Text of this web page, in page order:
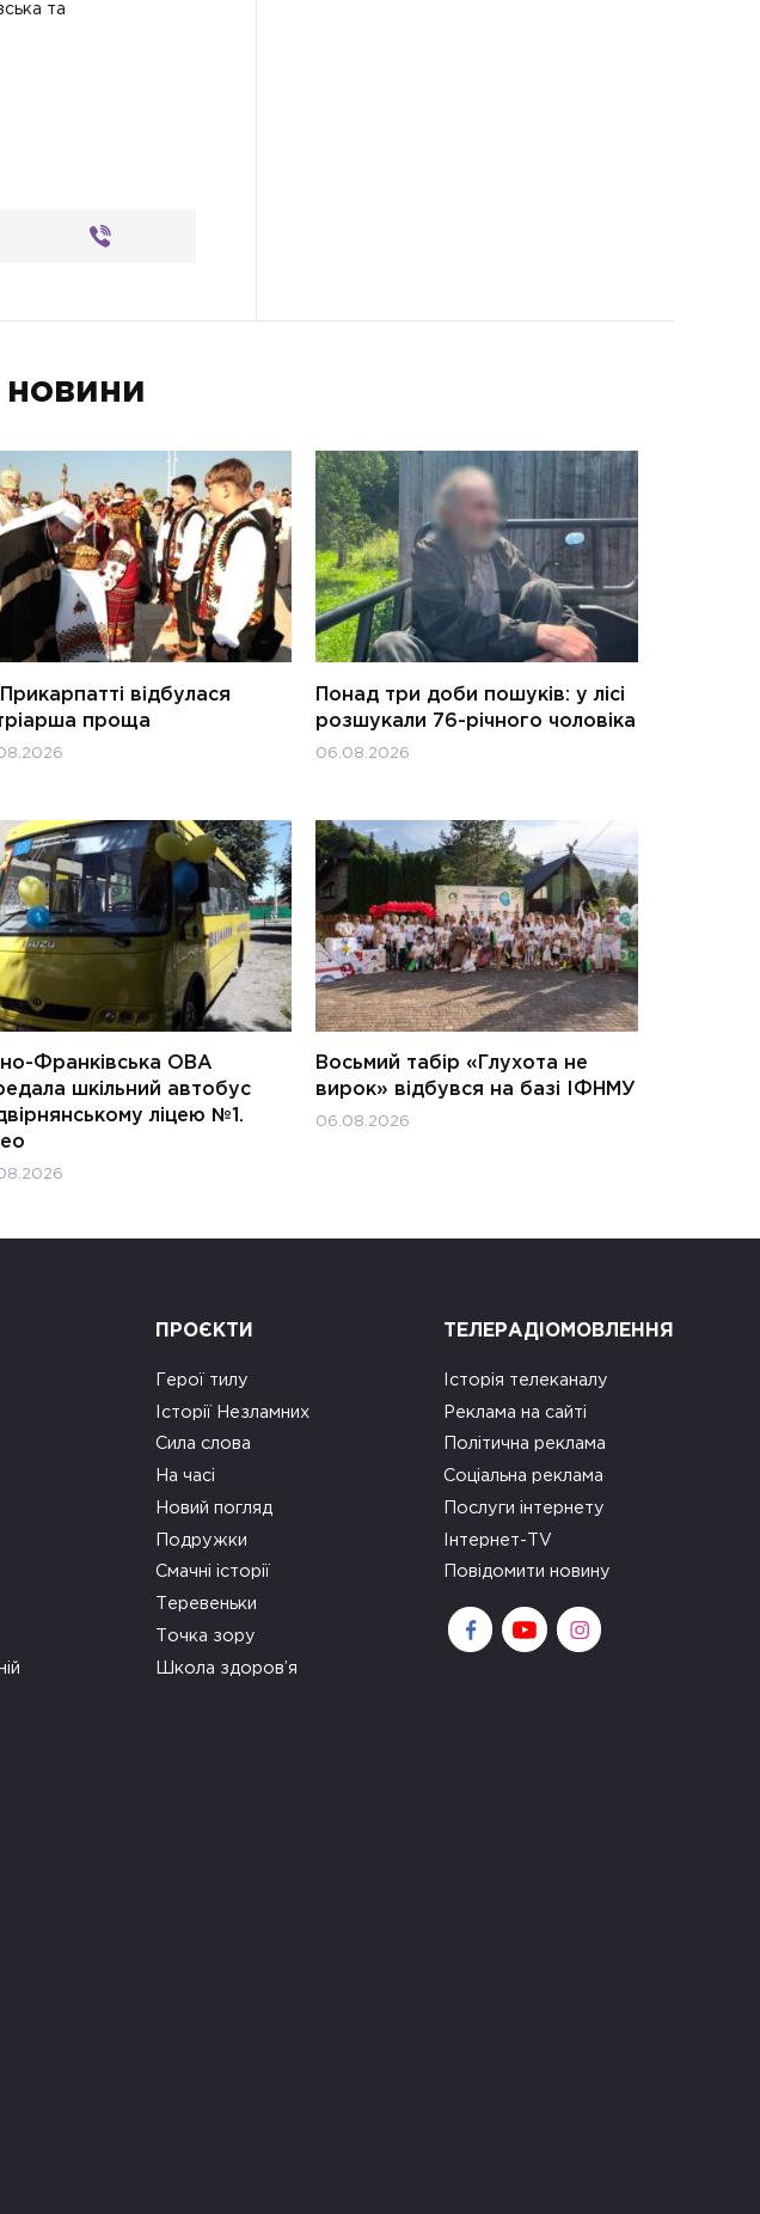
та
новини
відбулася
проща
Понад три доби пошуків: у лісі
розшукали 76-річного чоловіка
06.08.2026
Франківська ОВА
шкільний автобус
ліцею №1.
Восьмий табір «Глухота не
вирок» відбувся на базі ІФНМУ
06.08.2026
ПРОЄКТИ
Герої тилу
Історії Незламних
Сила слова
На часі
Новий погляд
Подружки
Смачні історії
Теревеньки
Точка зору
Школа здоров’я
ТЕЛЕРАДІОМОВЛЕННЯ
Історія телеканалу
Реклама на сайті
Політична реклама
Соціальна реклама
Послуги інтернету
Інтернет-TV
Повідомити новину